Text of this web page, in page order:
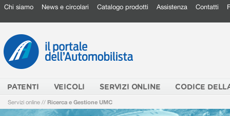
Chi siamo News e circolari Catalogo prodotti Assistenza Contatti
PATENTI VEICOLI SERVIZI ONLINE CODICE
Servizi online // Ricerca e Gestione UMC